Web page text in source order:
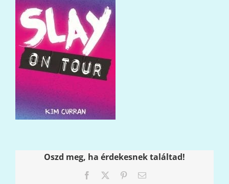
Oszd meg, ha érdekesnek találtad!
Facebook PinterestEmail: